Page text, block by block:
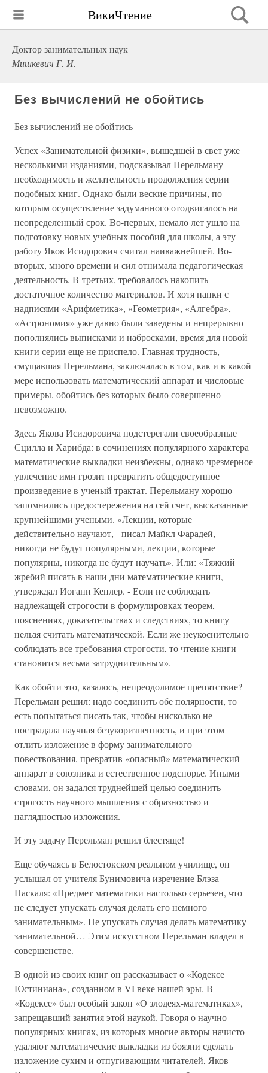
ВикиЧтение
Доктор занимательных наук
Мишкевич Г. И.
Без вычислений не обойтись
Без вычислений не обойтись
Успех «Занимательной физики», вышедшей в свет уже
несколькими изданиями, подсказывал Перельману
необходимость и желательность продолжения серии
подобных книг. Однако были веские причины, по
которым осуществление задуманного отодвигалось на
неопределенный срок. Во-первых, немало лет ушло на
подготовку новых учебных пособий для школы, а эту
работу Яков Исидорович считал наиважнейшей. Во-
вторых, много времени и сил отнимала педагогическая
деятельность. В-третьих, требовалось накопить
достаточное количество материалов. И хотя папки с
надписями «Арифметика», «Геометрия», «Алгебра»,
«Астрономия» уже давно были заведены и непрерывно
пополнялись выписками и набросками, время для новой
книги серии еще не приспело. Главная трудность,
смущавшая Перельмана, заключалась в том, как и в какой
мере использовать математический аппарат и числовые
примеры, обойтись без которых было совершенно
невозможно.
Здесь Якова Исидоровича подстерегали своеобразные
Сцилла и Харибда: в сочинениях популярного характера
математические выкладки неизбежны, однако чрезмерное
увлечение ими грозит превратить общедоступное
произведение в ученый трактат. Перельману хорошо
запомнились предостережения на сей счет, высказанные
крупнейшими учеными. «Лекции, которые
действительно научают, - писал Майкл Фарадей, -
никогда не будут популярными, лекции, которые
популярны, никогда не будут научать». Или: «Тяжкий
жребий писать в наши дни математические книги, -
утверждал Иоганн Кеплер. - Если не соблюдать
надлежащей строгости в формулировках теорем,
пояснениях, доказательствах и следствиях, то книгу
нельзя считать математической. Если же неукоснительно
соблюдать все требования строгости, то чтение книги
становится весьма затруднительным».
Как обойти это, казалось, непреодолимое препятствие?
Перельман решил: надо соединить обе полярности, то
есть попытаться писать так, чтобы нисколько не
пострадала научная безукоризненность, и при этом
отлить изложение в форму занимательного
повествования, превратив «опасный» математический
аппарат в союзника и естественное подспорье. Иными
словами, он задался труднейшей целью соединить
строгость научного мышления с образностью и
наглядностью изложения.
И эту задачу Перельман решил блестяще!
Еще обучаясь в Белостокском реальном училище, он
услышал от учителя Бунимовича изречение Блэза
Паскаля: «Предмет математики настолько серьезен, что
не следует упускать случая делать его немного
занимательным». Не упускать случая делать математику
занимательной… Этим искусством Перельман владел в
совершенстве.
В одной из своих книг он рассказывает о «Кодексе
Юстиниана», созданном в VI веке нашей эры. В
«Кодексе» был особый закон «О злодеях-математиках»,
запрещавший занятия этой наукой. Говоря о научно-
популярных книгах, из которых многие авторы начисто
удаляют математические выкладки из боязни сделать
изложение сухим и отпугивающим читателей, Яков